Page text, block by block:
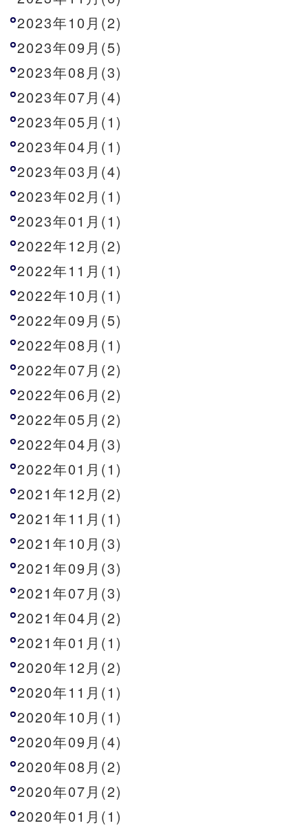
2023年10月(2)
2023年09月(5)
2023年08月(3)
2023年07月(4)
2023年05月(1)
2023年04月(1)
2023年03月(4)
2023年02月(1)
2023年01月(1)
2022年12月(2)
2022年11月(1)
2022年10月(1)
2022年09月(5)
2022年08月(1)
2022年07月(2)
2022年06月(2)
2022年05月(2)
2022年04月(3)
2022年01月(1)
2021年12月(2)
2021年11月(1)
2021年10月(3)
2021年09月(3)
2021年07月(3)
2021年04月(2)
2021年01月(1)
2020年12月(2)
2020年11月(1)
2020年10月(1)
2020年09月(4)
2020年08月(2)
2020年07月(2)
2020年01月(1)